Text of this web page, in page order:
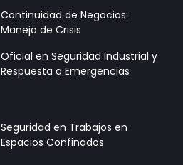
Continuidad de Negocios:
Manejo de Crisis
Oficial en Seguridad Industrial y
Respuesta a Emergencias
Seguridad en Trabajos en
Espacios Confinados